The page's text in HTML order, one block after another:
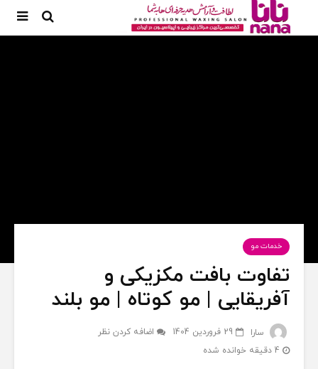
خدمات مو
تفاوت بافت مکزیکی و
آفریقایی | مو کوتاه | مو بلند
سارا 29 فروردین 1404
اضافه کردن نظر
4 دقیقه خوانده شده